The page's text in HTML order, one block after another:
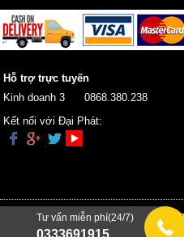
Hỗ trợ trực tuyến
Kinh doanh 3
0868.380.238
Kết nối với Đại Phát:
Trang chủ Giới thiệu Hướng dẫn
Tin tức
Tư vấn miễn phí(24/7)
0333691915